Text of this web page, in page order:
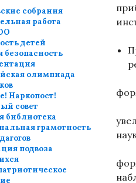
собрания
работа
детей
безопасность
олимпиада
Наркопост!
совет
библиотека
грамотность
подвоза